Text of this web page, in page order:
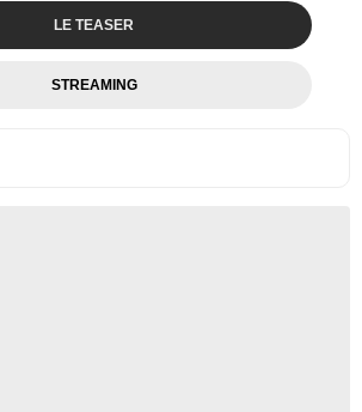
LE TEASER
STREAMING